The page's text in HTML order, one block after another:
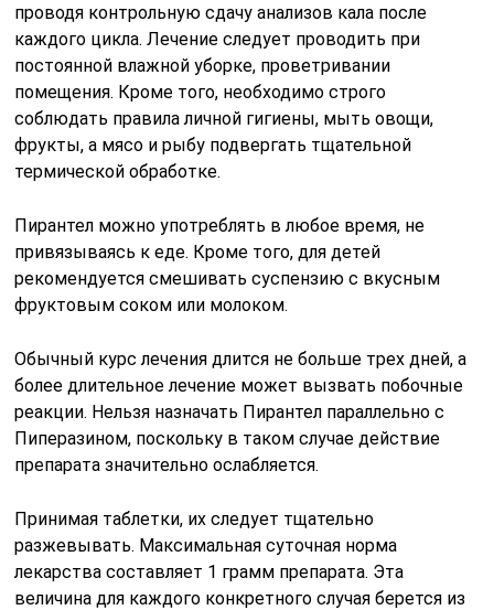
проводя контрольную сдачу анализов кала после
каждого цикла. Лечение следует проводить при
постоянной влажной уборке, проветривании
помещения. Кроме того, необходимо строго
соблюдать правила личной гигиены, мыть овощи,
фрукты, а мясо и рыбу подвергать тщательной
термической обработке.
Пирантел можно употреблять в любое время, не
привязываясь к еде. Кроме того, для детей
рекомендуется смешивать суспензию с вкусным
фруктовым соком или молоком.
Обычный курс лечения длится не больше трех дней, а
более длительное лечение может вызвать побочные
реакции. Нельзя назначать Пирантел параллельно с
Пиперазином, поскольку в таком случае действие
препарата значительно ослабляется.
Принимая таблетки, их следует тщательно
разжевывать. Максимальная суточная норма
лекарства составляет 1 грамм препарата. Эта
величина для каждого конкретного случая берется из